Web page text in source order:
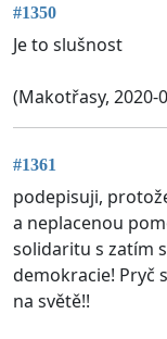
#1350
Je to slušnost
(Makotřasy, 2020-
#1361
podepisuji,
a neplacenou
solidaritu s zatím
demokracie! Pryč
na světě!!